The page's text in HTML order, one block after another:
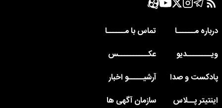
درباره مــــــا
تماس با مــــــا
ویــــــــدیو
عکــــــــــس
پادکست و صدا
آرشیـــــو اخبار
اینتیتر پــلاس
سازمان آگهی ها